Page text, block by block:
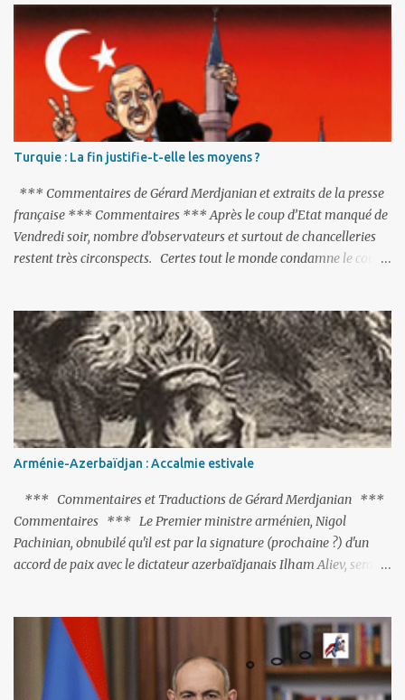
i
Turquie : La fin justifie-t-elle les moyens ?
*** Commentaires de Gérard Merdjanian et extraits de la presse
française *** Commentaires *** Après le coup d’Etat manqué de
Vendredi soir, nombre d’observateurs et surtout de chancelleries
restent très circonspects. Certes tout le monde condamne le coup
actions menées par le président Erdoğan, et pour certains sur la
réalisation du putsch lui-même.
Arménie-Azerbaïdjan : Accalmie estivale
*** Commentaires et Traductions de Gérard Merdjanian ***
Commentaires *** Le Premier ministre arménien, Nigol
Pachinian, obnubilé qu'il est par la signature (prochaine ?) d'un
accord de paix avec le dictateur azerbaïdjanais Ilham Aliev, serait
C'est hélas fort peu probable ; l'Histoire ou la Littérature ne sont
pas ses points forts, pas plus d'ailleurs que les négociations avec le
tandem turco-azéri. Faisant fi de tout ce qui précède la chute de
l'URSS, il est exclusivement intéressé par ce qu'il nomme «